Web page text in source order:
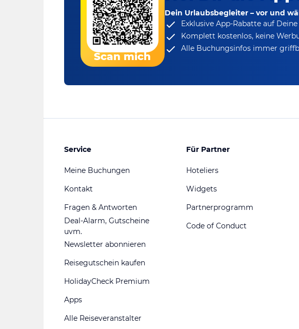
Scan mich
Dein Urlaubsbegleiter – vor und
Exklusive App-Rabatteauf Deine
Komplett kostenlos, keine
Alle Buchungsinfos immer
Service
Meine Buchungen
Kontakt
Fragen & Antworten
Deal-Alarm, Gutscheine
uvm.
Newsletter abonnieren
Reisegutschein kaufen
HolidayCheck Premium
Apps
Alle Reiseveranstalter
Für Partner
Hoteliers
Widgets
Partnerprogramm
Code of Conduct